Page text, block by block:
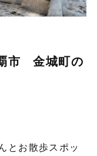
市 金城町の
とお散歩スポッ